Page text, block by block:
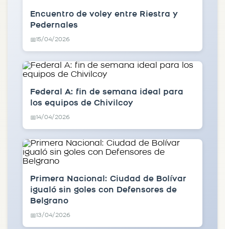
Encuentro de voley entre Riestra y
Pedernales
📅15/04/2026
Federal A: fin de semana ideal para
los equipos de Chivilcoy
📅14/04/2026
Primera Nacional: Ciudad de Bolívar
igualó sin goles con Defensores de
Belgrano
📅13/04/2026